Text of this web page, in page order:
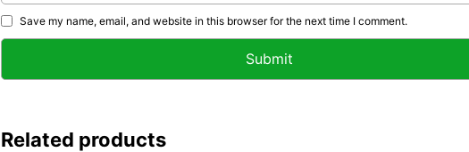
Save my name, email, and website in this browser for the next time I comment.
Related products